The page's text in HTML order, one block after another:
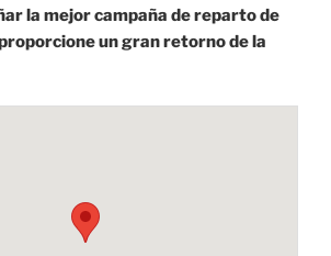
la mejor campaña de reparto de
un gran retorno de la